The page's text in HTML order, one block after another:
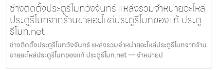
ช่างติดตั้งประตูรีโมทวังจันทร์ แหล่งรวมจำหน่ายอะไหล่
ประตูรีโมทจากร้านขายอะไหล่ประตูรีโมทของแท้ ประตู
รีโมท.net
ช่างติดตั้งประตูรีโมทวังจันทร์ แหล่งรวมจำหน่ายอะไหล่ประตูรีโมทจากร้าน
ขายอะไหล่ประตูรีโมทของแท้ ประตูรีโมท.net — จำหน่ายป